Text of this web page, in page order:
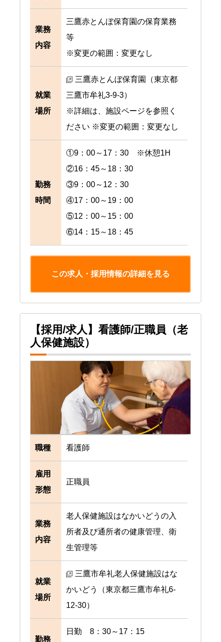
業務
内容
三鷹赤とんぼ保育園の保育業務
等
※変更の範囲：変更なし
就業
場所
三鷹赤とんぼ保育園（東京都
三鷹市牟礼3-9-3）
※詳細は、施設ページを参照く
ださい ※変更の範囲：変更なし
勤務
時間
①9：00～17：30 ※休憩1H
②16：45～18：30
③9：00～12：30
④17：00～19：00
⑤12：00～15：00
⑥14：15～18：45
この求人・採用情報の詳細を見る
【採用/求人】看護師/正職員（老
人保健施設）
職種 看護師
雇用
形態
正職員
業務
内容
老人保健施設はなかいどうの入
所者及び通所者の健康管理、衛
生管理等
就業
場所
三鷹市牟礼老人保健施設はな
かいどう（東京都三鷹市牟礼6-
12-30）
勤務
日勤 8：30～17：15